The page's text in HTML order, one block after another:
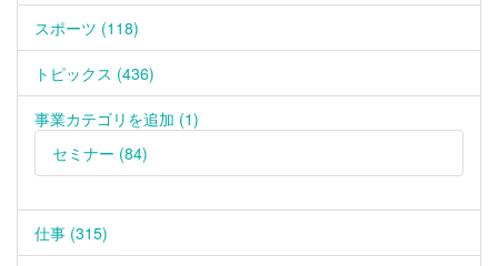
スポーツ (118)
トピックス (436)
事業カテゴリを追加 (1)
セミナー (84)
仕事 (315)